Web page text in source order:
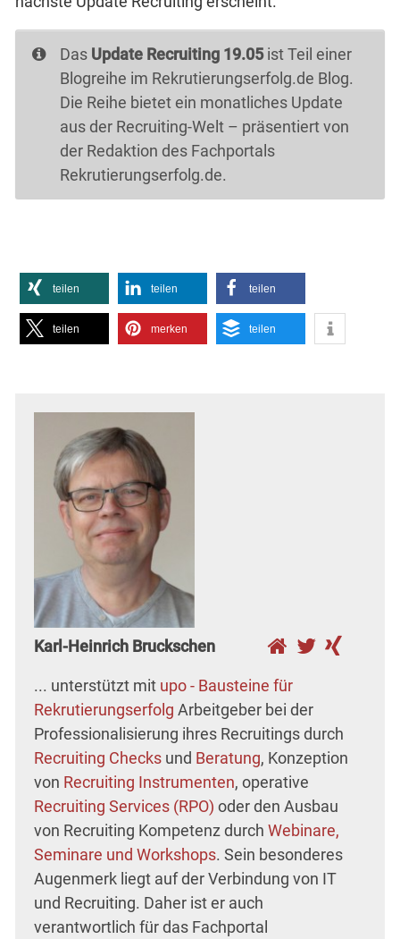
Das Update Recruiting 19.05ist Teil einer
Blogreihe im Rekrutierungserfolg.de Blog.
Die Reihe bietet ein monatliches Update
aus der Recruiting-Welt – präsentiert von
der Redaktion des Fachportals
Rekrutierungserfolg.de.
teilen teilen teilen
teilen merken teilen
Karl-Heinrich Bruckschen
... unterstützt mit upo - Bausteine für
Rekrutierungserfolg Arbeitgeber bei der
Professionalisierung ihres Recruitings durch
Recruiting Checksund Beratung, Konzeption
von Recruiting Instrumenten, operative
Recruiting Services (RPO) oder den Ausbau
von Recruiting Kompetenz durch Webinare,
Seminare und Workshops. Sein besonderes
Augenmerk liegt auf der Verbindung von IT
und Recruiting. Daher ist er auch
verantwortlich für das Fachportal